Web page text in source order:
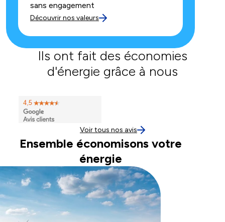
sans engagement
Découvrir nos valeurs
Ils ont fait des économies
d'énergie grâce à nous
Voir tous nos avis
Ensemble économisons votre
énergie